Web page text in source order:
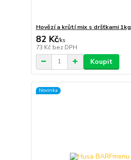
Hovězí a krůtí mix s dršťkami 1kg
82 Kč/ks
73 Kč bez DPH
Koupit
Novinka